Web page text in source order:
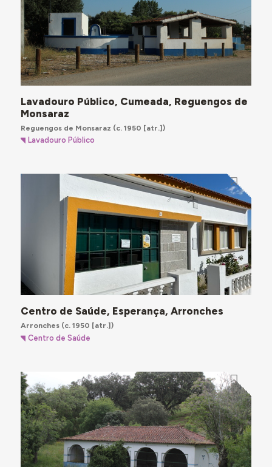
Lavadouro Público, Cumeada, Reguengos de
Monsaraz
Reguengos de Monsaraz (c. 1950 [atr.])
Lavadouro Público
Centro de Saúde, Esperança, Arronches
Arronches(c. 1950 [atr.])
Centro de Saúde